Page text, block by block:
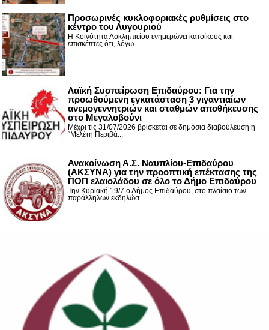
Προσωρινές κυκλοφοριακές ρυθμίσεις στο
κέντρο του Λυγουριού
Η Κοινότητα Ασκληπιείου ενημερώνει κατοίκους και
επισκέπτες ότι, λόγω ...
Λαϊκή Συσπείρωση Επιδαύρου: Για την
προωθούμενη εγκατάσταση 3 γιγαντιαίων
ανεμογεννητριών και σταθμών αποθήκευσης
στο Μεγαλοβούνι
Μέχρι τις 31/07/2026 βρίσκεται σε δημόσια διαβούλευση η
“Μελέτη Περιβά...
Ανακοίνωση Α.Σ. Ναυπλίου-Επιδαύρου
(ΑΚΣΥΝΑ) για την προοπτική επέκτασης της
ΠΟΠ ελαιολάδου σε όλο το Δήμο Επιδαύρου
Την Κυριακή 19/7 ο Δήμος Επιδαύρου, στο πλαίσιο των
παράλληλων εκδηλώσ...